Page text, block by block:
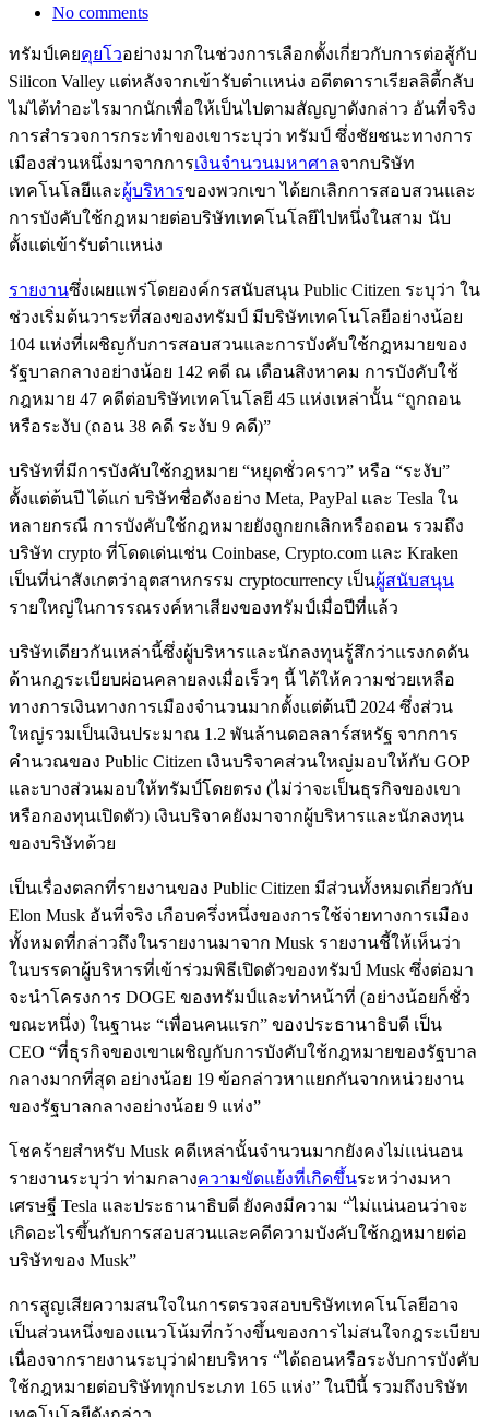
No comments
ทรัมป์เคยคุยโวอย่างมากในช่วงการเลือกตั้งเกี่ยวกับการต่อสู้กับ
Silicon Valley แต่หลังจากเข้ารับตำแหน่ง อดีตดาราเรียลลิตี้กลับ
ไม่ได้ทำอะไรมากนักเพื่อให้เป็นไปตามสัญญาดังกล่าว อันที่จริง
การสำรวจการกระทำของเขาระบุว่า ทรัมป์ ซึ่งชัยชนะทางการ
เมืองส่วนหนึ่งมาจากการเงินจำนวนมหาศาลจากบริษัท
เทคโนโลยีและผู้บริหารของพวกเขา ได้ยกเลิกการสอบสวนและ
การบังคับใช้กฎหมายต่อบริษัทเทคโนโลยีไปหนึ่งในสาม นับ
ตั้งแต่เข้ารับตำแหน่ง
รายงานซึ่งเผยแพร่โดยองค์กรสนับสนุน Public Citizen ระบุว่า ใน
ช่วงเริ่มต้นวาระที่สองของทรัมป์ มีบริษัทเทคโนโลยีอย่างน้อย
104 แห่งที่เผชิญกับการสอบสวนและการบังคับใช้กฎหมายของ
รัฐบาลกลางอย่างน้อย 142 คดี ณ เดือนสิงหาคม การบังคับใช้
กฎหมาย 47 คดีต่อบริษัทเทคโนโลยี 45 แห่งเหล่านั้น “ถูกถอน
หรือระงับ (ถอน 38 คดี ระงับ 9 คดี)”
บริษัทที่มีการบังคับใช้กฎหมาย “หยุดชั่วคราว” หรือ “ระงับ”
ตั้งแต่ต้นปี ได้แก่ บริษัทชื่อดังอย่าง Meta, PayPal และ Tesla ใน
หลายกรณี การบังคับใช้กฎหมายยังถูกยกเลิกหรือถอน รวมถึง
บริษัท crypto ที่โดดเด่นเช่น Coinbase, Crypto.com และ Kraken
เป็นที่น่าสังเกตว่าอุตสาหกรรม cryptocurrency เป็นผู้สนับสนุน
รายใหญ่ในการรณรงค์หาเสียงของทรัมป์เมื่อปีที่แล้ว
บริษัทเดียวกันเหล่านี้ซึ่งผู้บริหารและนักลงทุนรู้สึกว่าแรงกดดัน
ด้านกฎระเบียบผ่อนคลายลงเมื่อเร็วๆ นี้ ได้ให้ความช่วยเหลือ
ทางการเงินทางการเมืองจำนวนมากตั้งแต่ต้นปี 2024 ซึ่งส่วน
ใหญ่รวมเป็นเงินประมาณ 1.2 พันล้านดอลลาร์สหรัฐ จากการ
คำนวณของ Public Citizen เงินบริจาคส่วนใหญ่มอบให้กับ GOP
และบางส่วนมอบให้ทรัมป์โดยตรง (ไม่ว่าจะเป็นธุรกิจของเขา
หรือกองทุนเปิดตัว) เงินบริจาคยังมาจากผู้บริหารและนักลงทุน
ของบริษัทด้วย
เป็นเรื่องตลกที่รายงานของ Public Citizen มีส่วนทั้งหมดเกี่ยวกับ
Elon Musk อันที่จริง เกือบครึ่งหนึ่งของการใช้จ่ายทางการเมือง
ทั้งหมดที่กล่าวถึงในรายงานมาจาก Musk รายงานชี้ให้เห็นว่า
ในบรรดาผู้บริหารที่เข้าร่วมพิธีเปิดตัวของทรัมป์ Musk ซึ่งต่อมา
จะนำโครงการ DOGE ของทรัมป์และทำหน้าที่ (อย่างน้อยก็ชั่ว
ขณะหนึ่ง) ในฐานะ “เพื่อนคนแรก” ของประธานาธิบดี เป็น
CEO “ที่ธุรกิจของเขาเผชิญกับการบังคับใช้กฎหมายของรัฐบาล
กลางมากที่สุด อย่างน้อย 19 ข้อกล่าวหาแยกกันจากหน่วยงาน
ของรัฐบาลกลางอย่างน้อย 9 แห่ง”
โชคร้ายสำหรับ Musk คดีเหล่านั้นจำนวนมากยังคงไม่แน่นอน
รายงานระบุว่า ท่ามกลางความขัดแย้งที่เกิดขึ้นระหว่างมหา
เศรษฐี Tesla และประธานาธิบดี ยังคงมีความ “ไม่แน่นอนว่าจะ
เกิดอะไรขึ้นกับการสอบสวนและคดีความบังคับใช้กฎหมายต่อ
บริษัทของ Musk”
การสูญเสียความสนใจในการตรวจสอบบริษัทเทคโนโลยีอาจ
เป็นส่วนหนึ่งของแนวโน้มที่กว้างขึ้นของการไม่สนใจกฎระเบียบ
เนื่องจากรายงานระบุว่าฝ่ายบริหาร “ได้ถอนหรือระงับการบังคับ
ใช้กฎหมายต่อบริษัททุกประเภท 165 แห่ง” ในปีนี้ รวมถึงบริษัท